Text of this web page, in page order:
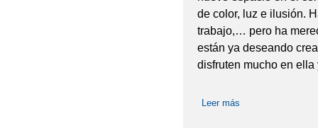
de color, luz e ilusión.
trabajo,… pero ha
están ya deseando
disfruten mucho en
Leer más